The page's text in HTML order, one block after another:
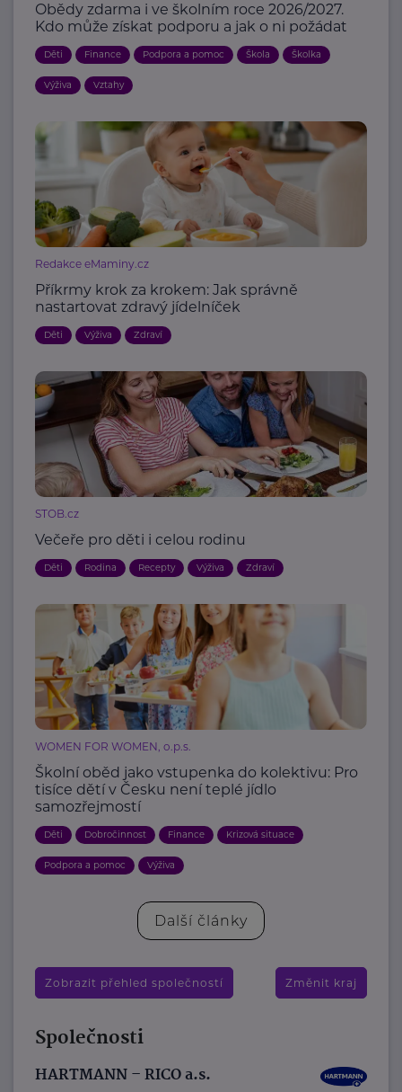
Obědy zdarma i ve školním roce 2026/2027.
Kdo může získat podporu a jak o ni požádat
Děti Finance Podpora a pomoc Škola Školka
Výživa Vztahy
Redakce eMaminy.cz
Příkrmy krok za krokem: Jak správně
nastartovat zdravý jídelníček
Děti Výživa Zdraví
STOB.cz
Večeře pro děti i celou rodinu
Děti Rodina Recepty Výživa Zdraví
WOMEN FOR WOMEN, o.p.s.
Školní oběd jako vstupenka do kolektivu: Pro
tisíce dětí v Česku není teplé jídlo
samozřejmostí
Děti Dobročinnost Finance Krizová situace
Podpora a pomoc Výživa
Další články
Zobrazit přehled společností Změnit kraj
Společnosti
HARTMANN – RICO a.s.